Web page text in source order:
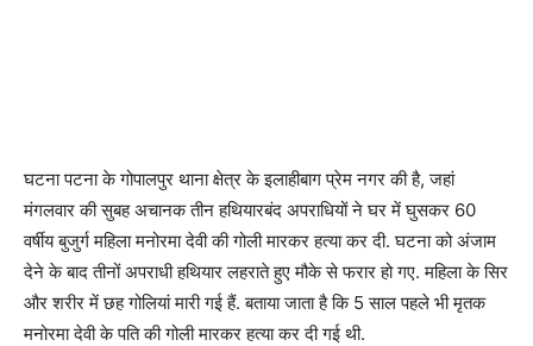
घटना पटना के गोपालपुर थाना क्षेत्र के इलाहीबाग प्रेम नगर की है, जहां
मंगलवार की सुबह अचानक तीन हथियारबंद अपराधियों ने घर में घुसकर 60
वर्षीय बुजुर्ग महिला मनोरमा देवी की गोली मारकर हत्या कर दी. घटना को अंजाम
देने के बाद तीनों अपराधी हथियार लहराते हुए मौके से फरार हो गए. महिला के सिर
और शरीर में छह गोलियां मारी गई हैं. बताया जाता है कि 5 साल पहले भी मृतक
मनोरमा देवी के पति की गोली मारकर हत्या कर दी गई थी.